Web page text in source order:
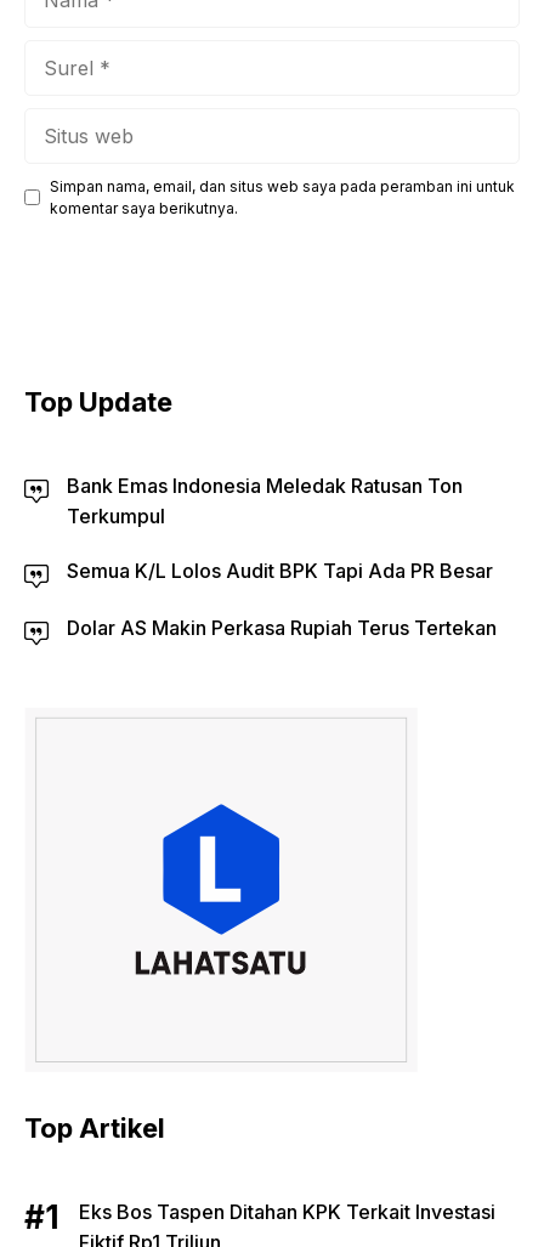
Simpan nama, email, dan situs web saya pada peramban ini untuk
komentar saya berikutnya.
Top Update
Bank Emas Indonesia Meledak Ratusan Ton
Terkumpul
Semua K/L Lolos Audit BPK Tapi Ada PR Besar
Dolar AS Makin Perkasa Rupiah Terus Tertekan
Top Artikel
Eks Bos Taspen Ditahan KPK Terkait Investasi
Fiktif Rp1 Triliun